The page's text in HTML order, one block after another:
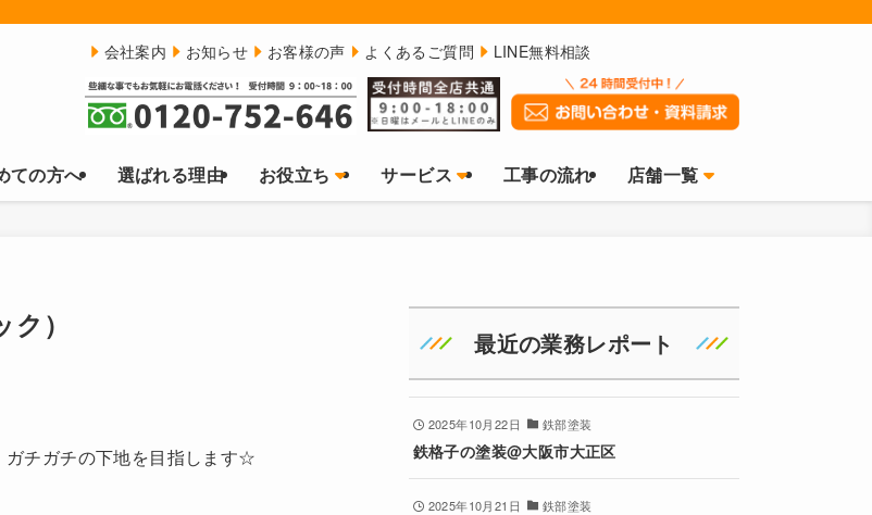
ての方へ 選ばれる理由 お役立ち サービス 工事の流れ 店舗一覧
会社案内 お知らせ お客様の声 よくあるご質問 LINE無料相談
）
ガチガチの下地を目指します☆
最近の業務レポート
2025年10月22日 鉄部塗装
鉄格子の塗装@大阪市大正区
2025年10月21日 鉄部塗装